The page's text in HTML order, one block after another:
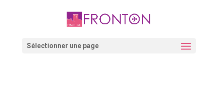
Sélectionner une page